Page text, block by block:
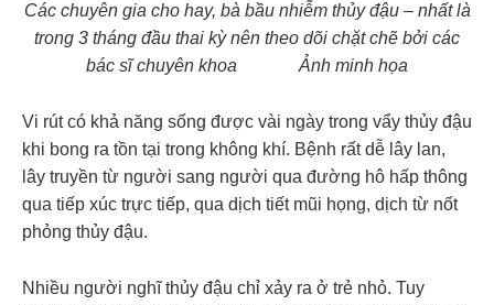
Các chuyên gia cho hay, bà bầu nhiễm thủy đậu – nhất là
trong 3 tháng đầu thai kỳ nên theo dõi chặt chẽ bởi các
bác sĩ chuyên khoa Ảnh minh họa
Vi rút có khả năng sống được vài ngày trong vẩy thủy đậu
khi bong ra tồn tại trong không khí. Bệnh rất dễ lây lan,
lây truyền từ người sang người qua đường hô hấp thông
qua tiếp xúc trực tiếp, qua dịch tiết mũi họng, dịch từ nốt
phỏng thủy đậu.
Nhiều người nghĩ thủy đậu chỉ xảy ra ở trẻ nhỏ. Tuy